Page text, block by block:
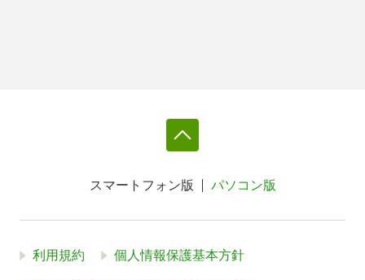
スマートフォン版 パソコン版
利用規約 個人情報保護基本方針